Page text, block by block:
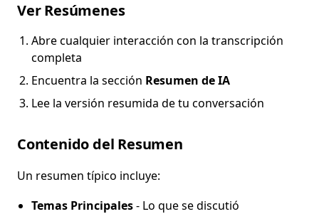
Ver Resúmenes
Abre cualquier interacción con la transcripción
completa
Encuentra la sección Resumen de IA
Lee la versión resumida de tu conversación
Contenido del Resumen
Un resumen típico incluye:
Temas Principales- Lo que se discutió